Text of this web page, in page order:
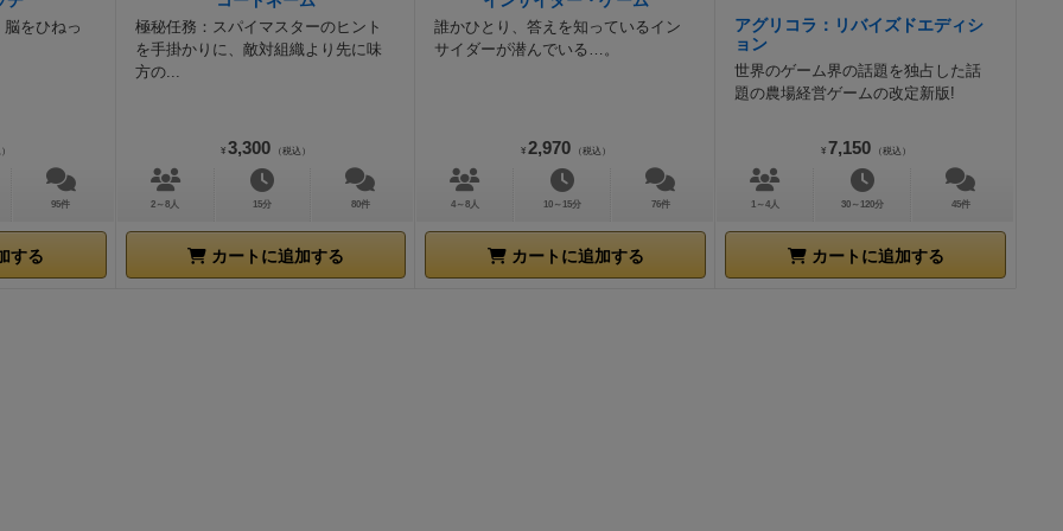
をひねっ
95件
する
極秘任務：スパイマスターのヒント
を手掛かりに、敵対組織より先に味
方の...
¥ 3,300 （税込）
2～8人 15分 80件
カートに追加する
誰かひとり、答えを知っているイン
サイダーが潜んでいる…。
¥ 2,970 （税込）
4～8人 10～15分 76件
カートに追加する
アグリコラ：リバイズドエディシ
ョン
世界のゲーム界の話題を独占した話
題の農場経営ゲームの改定新版!
¥ 7,150 （税込）
1～4人 30～120分 45件
カートに追加する